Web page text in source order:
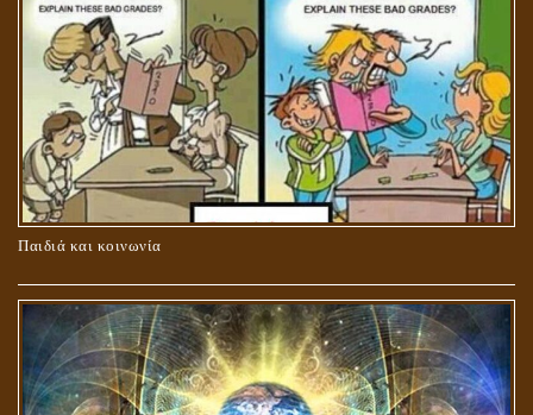
Παιδιά και κοινωνία
ΚΑΥΣΗ Ή ΤΑΦΗ ΤΩΝ ΝΕΚΡΩΝ?